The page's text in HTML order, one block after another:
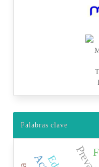
Palabras clave